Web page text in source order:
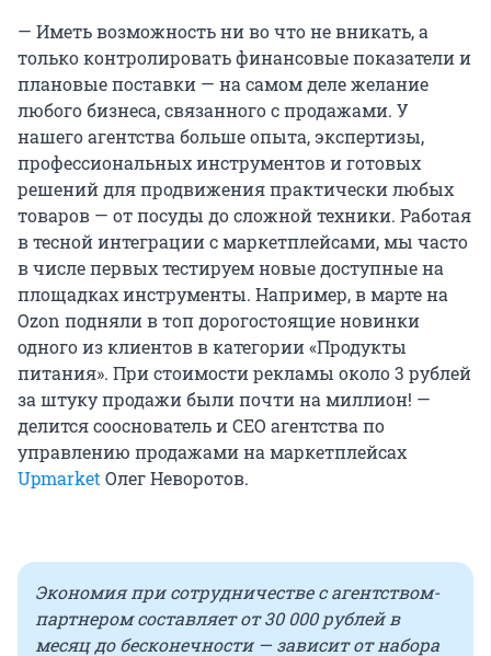
— Иметь возможность ни во что не вникать, а
только контролировать финансовые показатели и
плановые поставки — на самом деле желание
любого бизнеса, связанного с продажами. У
нашего агентства больше опыта, экспертизы,
профессиональных инструментов и готовых
решений для продвижения практически любых
товаров — от посуды до сложной техники. Работая
в тесной интеграции с маркетплейсами, мы часто
в числе первых тестируем новые доступные на
площадках инструменты. Например, в марте на
Ozon подняли в топ дорогостоящие новинки
одного из клиентов в категории «Продукты
питания». При стоимости рекламы около 3 рублей
за штуку продажи были почти на миллион! —
делится сооснователь и CEO агентства по
управлению продажами на маркетплейсах
UpmarketОлег Неворотов.
Экономия при сотрудничестве с агентством-
партнером составляет от 30 000 рублей в
месяц до бесконечности — зависит от набора